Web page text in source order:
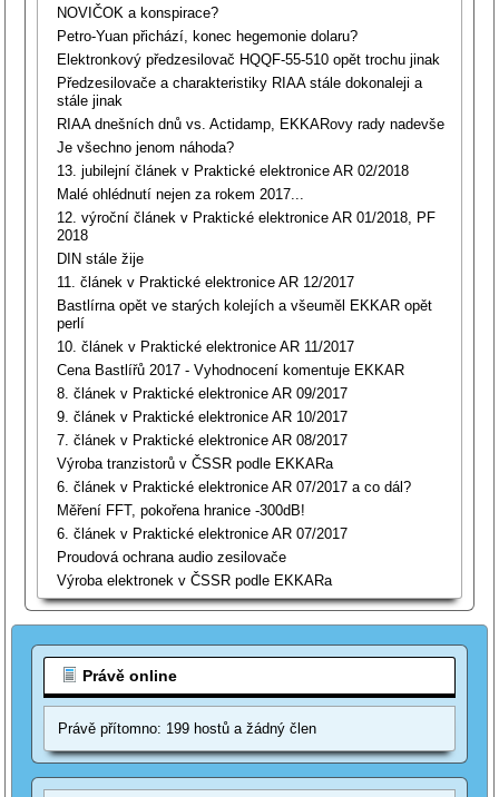
NOVIČOK a konspirace?
Petro-Yuan přichází, konec hegemonie dolaru?
Elektronkový předzesilovač HQQF-55-510 opět trochu jinak
Předzesilovače a charakteristiky RIAA stále dokonaleji a
stále jinak
RIAA dnešních dnů vs. Actidamp, EKKARovy rady nadevše
Je všechno jenom náhoda?
13. jubilejní článek v Praktické elektronice AR 02/2018
Malé ohlédnutí nejen za rokem 2017...
12. výroční článek v Praktické elektronice AR 01/2018, PF
2018
DIN stále žije
11. článek v Praktické elektronice AR 12/2017
Bastlírna opět ve starých kolejích a všeuměl EKKAR opět
perlí
10. článek v Praktické elektronice AR 11/2017
Cena Bastlířů 2017 - Vyhodnocení komentuje EKKAR
8. článek v Praktické elektronice AR 09/2017
9. článek v Praktické elektronice AR 10/2017
7. článek v Praktické elektronice AR 08/2017
Výroba tranzistorů v ČSSR podle EKKARa
6. článek v Praktické elektronice AR 07/2017 a co dál?
Měření FFT, pokořena hranice -300dB!
6. článek v Praktické elektronice AR 07/2017
Proudová ochrana audio zesilovače
Výroba elektronek v ČSSR podle EKKARa
Právě online
Právě přítomno: 199 hostů a žádný člen